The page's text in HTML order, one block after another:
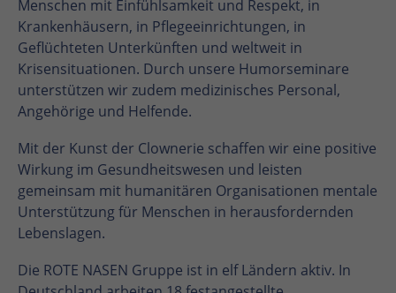
Menschen mit Einfühlsamkeit und Respekt, in
Krankenhäusern, in Pflegeeinrichtungen, in
Geflüchteten Unterkünften und weltweit in
Krisensituationen. Durch unsere Humorseminare
unterstützen wir zudem medizinisches Personal,
Angehörige und Helfende.
Mit der Kunst der Clownerie schaffen wir eine positive
Wirkung im Gesundheitswesen und leisten
gemeinsam mit humanitären Organisationen mentale
Unterstützung für Menschen in herausfordernden
Lebenslagen.
Die ROTE NASEN Gruppe ist in elf Ländern aktiv. In